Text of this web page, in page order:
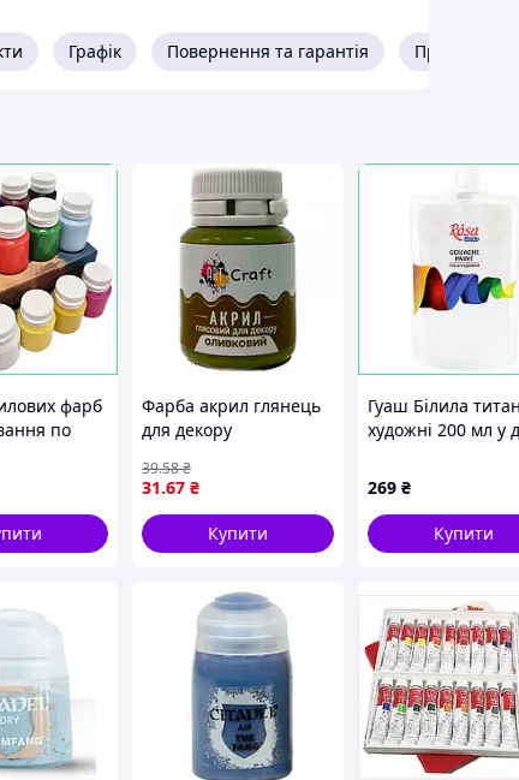
Графік Повернення та гарантія Про
фарб
по
по 20
Фарба акрил глянець
для декору
31.67 ₴
39.58₴
Купити
Гуаш Білила
художні 200 мл у
біла фарба для
фарбування для
школи
269 ₴
Купити